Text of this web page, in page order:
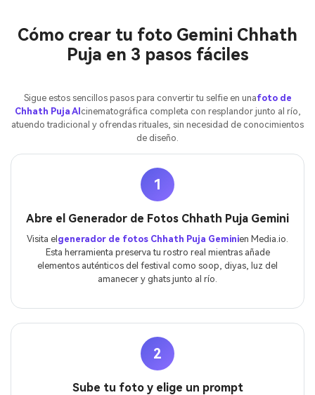
Cómo crear tu foto Gemini Chhath
Puja en 3 pasos fáciles
Sigue estos sencillos pasos para convertir tu selfie en unafoto de
Chhath Puja AI cinematográfica completa con resplandor junto al río,
atuendo tradicional y ofrendas rituales, sin necesidad de conocimientos
de diseño.
1
Abre el Generador de Fotos Chhath Puja Gemini
Visita el generador de fotos Chhath Puja Geminien Media.io.
Esta herramienta preserva tu rostro real mientras añade
elementos auténticos del festival como soop, diyas, luz del
amanecer y ghats junto al río.
2
Sube tu foto y elige un prompt